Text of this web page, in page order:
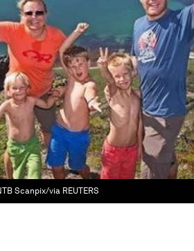
Scanpix/via REUTERS